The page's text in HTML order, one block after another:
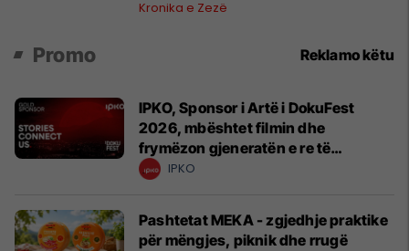
Ferizajt
Kronika e Zezë
Promo Reklamo këtu
IPKO, Sponsor i Artë i DokuFest
2026, mbështet filmin dhe
frymëzon gjeneratën e re të
krijuesve
IPKO
Pashtetat MEKA - zgjedhje praktike
për mëngjes, piknik dhe rrugë